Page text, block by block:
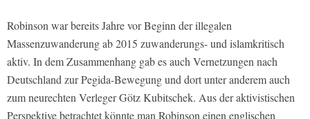
Robinson war bereits Jahre vor Beginn der illegalen
Massenzuwanderung ab 2015 zuwanderungs- und islamkritisch
aktiv. In dem Zusammenhang gab es auch Vernetzungen nach
Deutschland zur Pegida-Bewegung und dort unter anderem auch
zum neurechten Verleger Götz Kubitschek. Aus der aktivistischen
Perspektive betrachtet könnte man Robinson einen englischen